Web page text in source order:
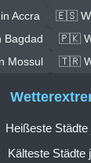
Accra
🇪🇸
🇵🇰
Mossul
🇹🇷
Heißeste Städte
Kälteste Städte